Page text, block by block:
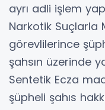
ayrı adli işlem
Narkotik Suçlarla
görevlilerince
şahsın üzerinde
Sentetik Ecza
şüpheli şahıs